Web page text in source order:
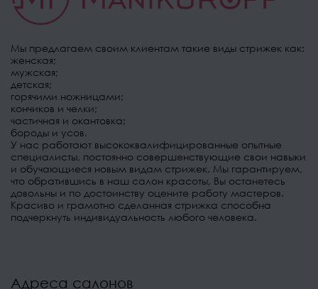
Мы предлагаем своим клиентам такие виды стрижек как:
женская;
мужская;
детская;
горячими ножницами;
кончиков и челки;
частичная и окантовка;
бороды и усов.
У нас работают высококвалифицированные опытные
специалисты, постоянно совершенствующие свои навыки
и обучающиеся новым видам стрижек. Мы гарантируем,
что обратившись в наш салон красоты, Вы останетесь
довольны и по достоинству оцените работу мастеров.
Красиво и грамотно сделанная стрижка способна
подчеркнуть индивидуальность любого человека.
Адреса салонов